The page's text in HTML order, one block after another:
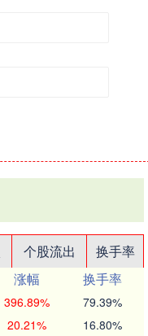
个股流出
换手率
涨幅
换手率
396.89% 79.39%
20.21% 16.80%